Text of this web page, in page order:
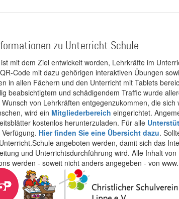
zu Unterricht.Schule
mit dem Ziel entwickelt worden, Lehrkräfte im
Code mit dazu gehörigen interaktiven Übungen
in allen Fächern und den Unterricht mit Tablets
beabsichtigtem und schädigendem Traffic wurde
von Lehrkräften entgegenzukommen, die
wird ein Mitgliederbereich eingerichtet.
kostenlos herunterzuladen. Für alle
Hier finden Sie eine Übersicht dazu.
angeboten werden, damit sich das
und Unterrichtsdurchführung wird. Alle Inhalt
werden - soweit nicht anders angegeben - von